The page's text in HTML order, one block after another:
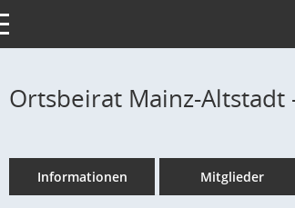
navigation
Ortsbeirat Mainz-Altstadt
Informationen Mitglieder